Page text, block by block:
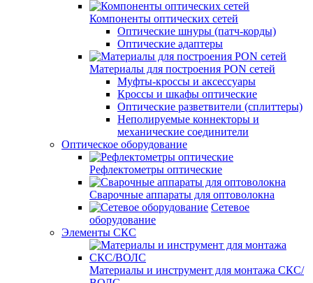
Компоненты оптических сетей
Оптические шнуры (патч-корды)
Оптические адаптеры
Материалы для построения PON сетей
Муфты-кроссы и аксессуары
Кроссы и шкафы оптические
Оптические разветвители (сплиттеры)
Неполируемые коннекторы и
механические соединители
Оптическое оборудование
Рефлектометры оптические
Сварочные аппараты для оптоволокна
Сетевое
оборудование
Элементы СКС
Материалы и инструмент для монтажа СКС/